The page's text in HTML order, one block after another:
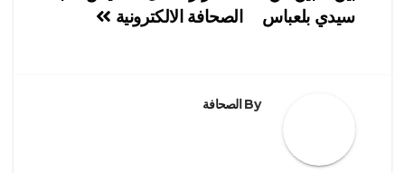
الصحافة الالكترونية
سيدي بلعباس
By الصحافة